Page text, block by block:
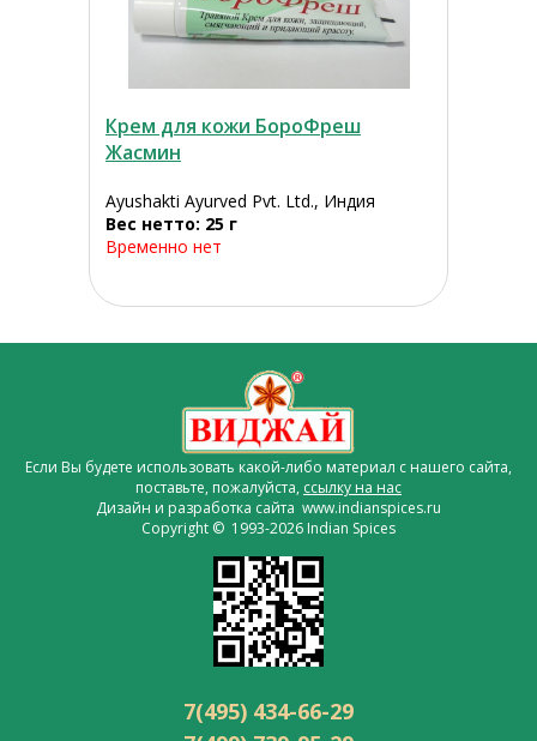
Крем для кожи БороФреш
Жасмин
Ayushakti Ayurved Pvt. Ltd., Индия
Вес нетто: 25 г
Временно нет
Если Вы будете использовать какой-либо материал с нашего сайта,
поставьте, пожалуйста, ссылку на нас
Дизайн и разработка сайта www.indianspices.ru
Copyright © 1993-2026 Indian Spices
7(495) 434-66-29